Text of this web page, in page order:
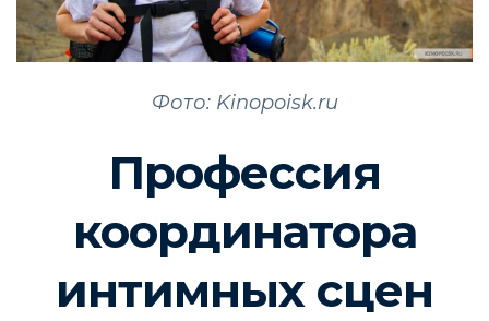
Фото: Kinopoisk.ru
Профессия
координатора
интимных сцен